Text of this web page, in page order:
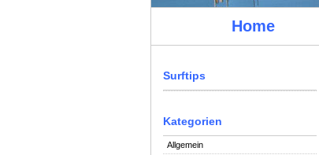
Home
Surftips
Kategorien
Allgemein